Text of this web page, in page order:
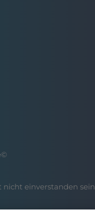
nicht einverstanden sein